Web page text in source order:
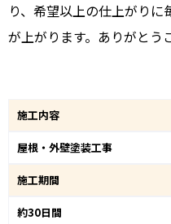
り、希望以上の仕上がり
が上がります。ありがとう
施工内容
屋根・外壁塗装工事
施工期間
約30日間